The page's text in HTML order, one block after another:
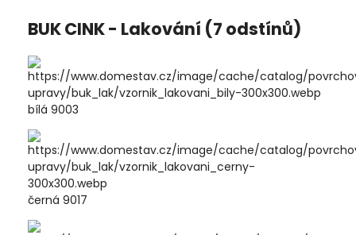
BUK CINK - Lakování (7 odstínů)
bílá 9003
černá 9017